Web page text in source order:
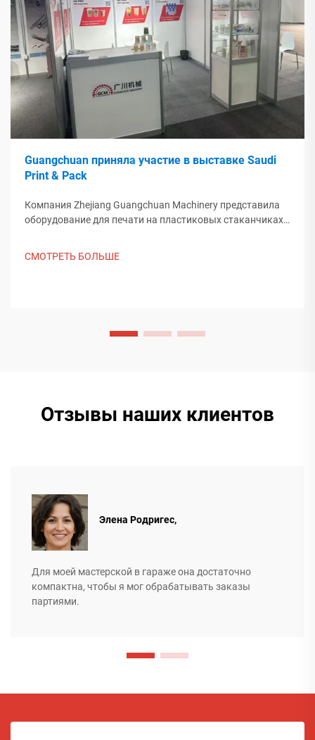
Guangchuan приняла участие в выставке Saudi
Print & Pack
Компания Zhejiang Guangchuan Machinery представила
оборудование для печати на пластиковых стаканчиках
СМОТРЕТЬ БОЛЬШЕ
Отзывы наших клиентов
Элена Родригес,
Для моей мастерской в гараже она достаточно
компактна, чтобы я мог обрабатывать заказы
партиями.